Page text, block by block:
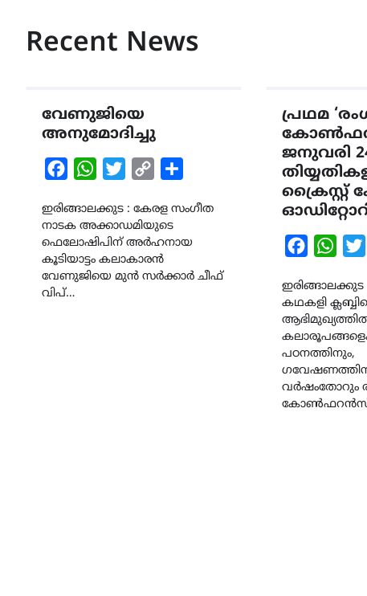
Recent News
വേണുജിയെ
അനുമോദിച്ചു
FacebookWhatsAppTwitterCopy
ഇരിങ്ങാലക്കുട : കേരള സംഗീത
നാടക അക്കാഡമിയുടെ
ഫെലോഷിപിന് അർഹനായ
കൂടിയാട്ടം കലാകാരൻ
വേണുജിയെ മുൻ സർക്കാർ ചീഫ്
വിപ്…
പ്രഥമ
ജനുവരി
ക്രൈസ്റ്റ്
Facebook
ഇരിങ്ങാലക്കുട
കഥകളി
പഠനത്തിനും,
വർഷംതോറും
കോൺഫറൻസ്